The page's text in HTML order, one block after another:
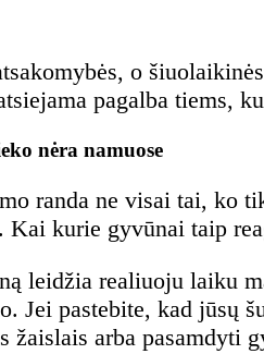
o
pagalba tiems,
nėra namuose
randa ne visai tai, ko
kurie gyvūnai taip
leidžia realiuoju laiku
Jei pastebite, kad
žaislais arba pasamdyti